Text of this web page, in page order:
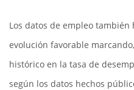
Los datos de empleo
evolución favorable
histórico en la tasa de
según los datos hechos